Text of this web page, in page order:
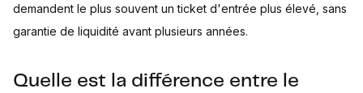
demandent le plus souvent un ticket d'entrée plus élevé, sans
garantie de liquidité avant plusieurs années.
Quelle est la différence entre le